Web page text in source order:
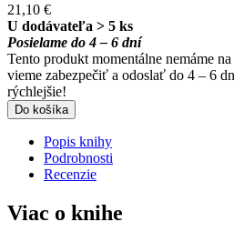
21,10 €
U dodávateľa > 5 ks
Posielame do 4 – 6 dní
Tento produkt momentálne nemáme
vieme zabezpečiť a odoslať do 4 – 6
rýchlejšie!
Do košíka
Popis knihy
Podrobnosti
Recenzie
Viac o knihe